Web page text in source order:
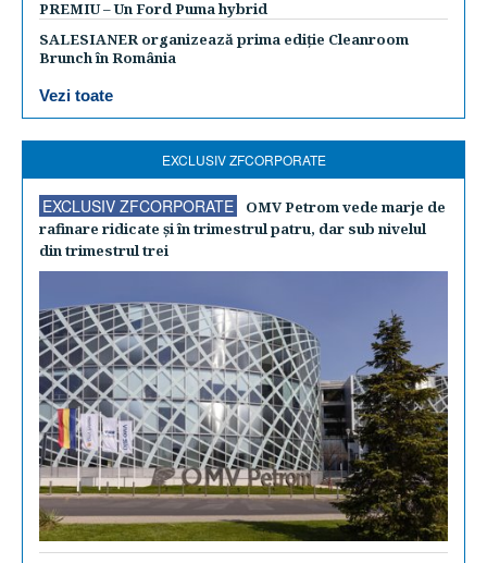
PREMIU – Un Ford Puma hybrid
SALESIANER organizează prima ediție Cleanroom
Brunch în România
Vezi toate
EXCLUSIV ZFCORPORATE
EXCLUSIV ZFCORPORATE
OMV Petrom vede marje de
rafinare ridicate şi în trimestrul patru, dar sub nivelul
din trimestrul trei